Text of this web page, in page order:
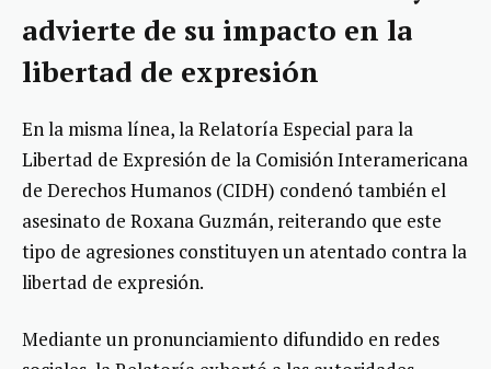
advierte de su impacto en la
libertad de expresión
En la misma línea, la Relatoría Especial para la
Libertad de Expresión de la Comisión Interamericana
de Derechos Humanos (CIDH) condenó también el
asesinato de Roxana Guzmán, reiterando que este
tipo de agresiones constituyen un atentado contra la
libertad de expresión.
Mediante un pronunciamiento difundido en redes